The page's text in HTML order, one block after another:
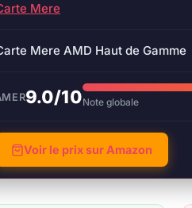
Mere
Mere AMD Haut de Gamme
9.0/10Note globale
Voir le prix sur Amazon